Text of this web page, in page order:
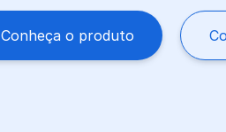
Conheça o produto